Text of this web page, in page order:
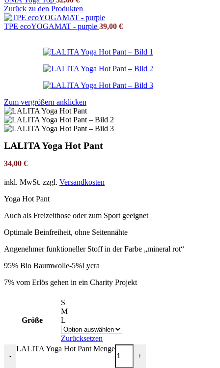
Zurück zu den Produkten
TPE ecoYOGAMAT - purple 39,00 €
Zum vergrößern anklicken
LALITA Yoga Hot Pant
34,00 €
inkl. MwSt. zzgl. Versandkosten
Yoga Hot Pant
Auch als Freizeithose oder zum Sport geeignet
Optimale Beinfreiheit, ohne Seitennähte
Angenehmer funktioneller Stoff in der Farbe „mineral rot“
95% Bio Baumwolle-5%Lycra
7% vom Erlös gehen in ein Charity Projekt
Größe
S
M
L
Zurücksetzen
-
LALITA Yoga Hot Pant Menge
+